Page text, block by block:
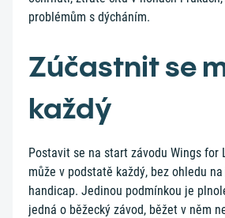
problémům s dýcháním.
Zúčastnit se
každý
Postavit se na start závodu Wings for
může v podstatě každý, bez ohledu
handicap. Jedinou podmínkou je
jedná o běžecký závod, běžet v něm